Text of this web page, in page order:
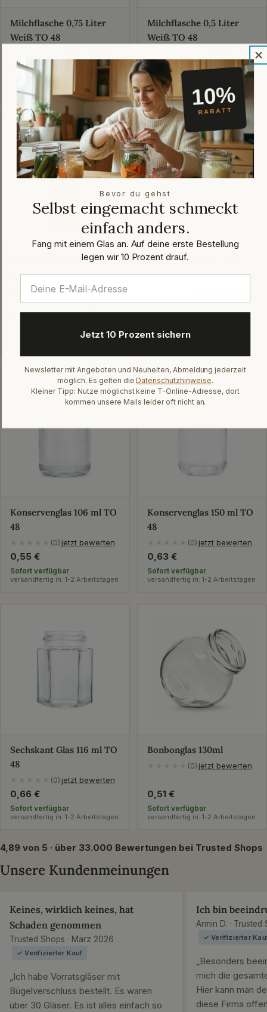
Milchflasche 0,75 Liter
Weiß TO 48
Regulärer
0,89 €
Sofort verfügbar
versandfertig in: 1-2 Arbeitstagen
Milchflasche 0,5 Liter
Weiß TO 48
Regulärer
Preis
0,82 €
Sofort verfügbar
versandfertig in: 1-2 Arbeitstagen
Milchflasche Braun 1
Liter TO 48 mit
Pfandaufdruck
★★★★★(0)jetzt bewerten
Vierkantglas 106 ml TO
48
Preis
Sofort verfügbar
Konservenglas 106 ml TO
48
(0) jetzt bewerten
Regulärer
Preis
0,55 €
Sofort verfügbar
versandfertig in: 1-2 Arbeitstagen
Konservenglas 150 ml TO
48
(0) jetzt bewerten
Regulärer
Preis
0,63 €
Sofort verfügbar
versandfertig in: 1-2 Arbeitstagen
Sechskant Glas 116 ml TO
48
(0) jetzt bewerten
Regulärer
Preis
0,66 €
Sofort verfügbar
versandfertig in: 1-2 Arbeitstagen
Bonbonglas 130ml
(0) jetzt bewerten
Regulärer
Preis
0,51 €
Sofort verfügbar
versandfertig in: 1-2 Arbeitstagen
4,89 von 5 · über 33.000 Bewertungen bei Trusted Shops
Unsere Kundenmeinungen
Keines, wirklich keines, hat
Schaden genommen
Trusted Shops · März 2026
✓ Verifizierter Kauf
„Ich habe Vorratsgläser mit
Bügelverschluss bestellt. Es waren
über 30 Gläser. Es ist alles einfach so
Ich bin
Armin D. · Trusted
✓ Verifizierter
„Besonders
mich die
Hier kann man
diese Firma
Bevor du gehst
Selbst eingemacht schmeckt
einfach anders.
Fang mit einem Glas an. Auf deine erste Bestellung
legen wir 10 Prozent drauf.
Jetzt 10 Prozent sichern
Newsletter mit Angeboten und Neuheiten, Abmeldung jederzeit
möglich. Es gelten die Datenschutzhinweise.
Kleiner Tipp: Nutze möglichst keine T-Online-Adresse, dort
kommen unsere Mails leider oft nicht an.